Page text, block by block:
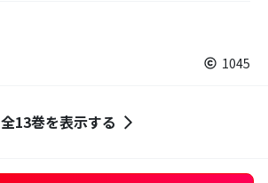
1045
全13巻を表示する